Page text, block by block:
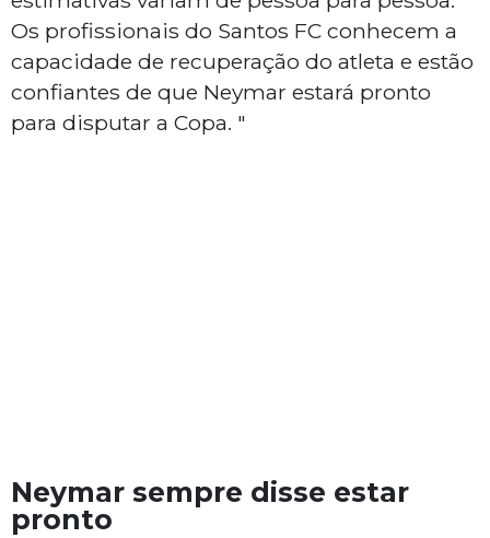
Os profissionais do Santos FC conhecem a
capacidade de recuperação do atleta e estão
confiantes de que Neymar estará pronto
para disputar a Copa. "
Neymar sempre disse estar
pronto